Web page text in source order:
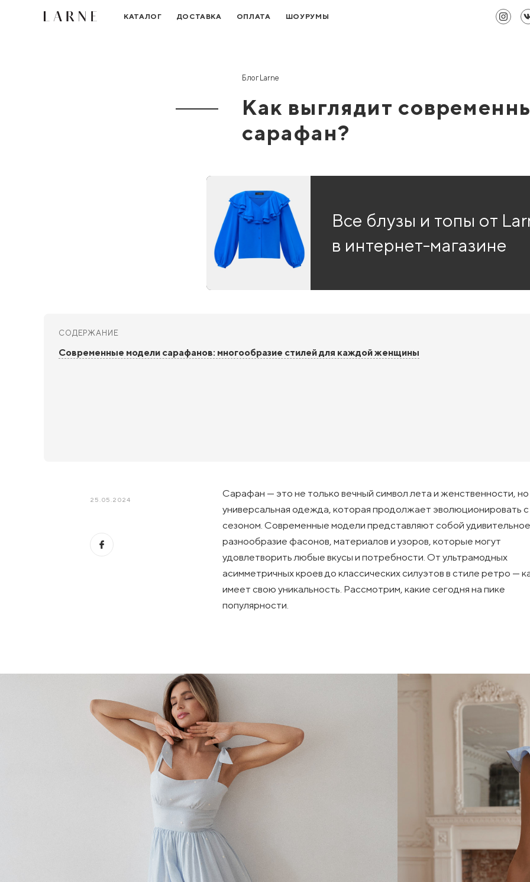
КАТАЛОГ ДОСТАВКА ОПЛАТА ШОУРУМЫ
Блог Larne
Как выглядит
сарафан?
Все блузы и топы от
в интернет-магазине
СОДЕРЖАНИЕ
Современные модели сарафанов: многообразие стилей для каждой женщины
25.05.2024
Сарафан — это не только вечный символ лета и женственности, но
универсальная одежда, которая продолжает эволюционировать
сезоном. Современные модели представляют собой удивительное
разнообразие фасонов, материалов и узоров, которые могут
удовлетворить любые вкусы и потребности. От ультрамодных
асимметричных кроев до классических силуэтов в стиле ретро —
имеет свою уникальность. Рассмотрим, какие сегодня на пике
популярности.